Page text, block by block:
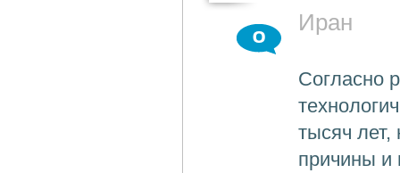
Иран
0
Согласно
тысяч лет,
причины и